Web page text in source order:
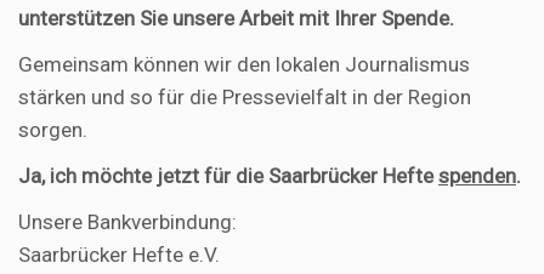
unterstützen Sie unsere Arbeit mit Ihrer Spende.
Gemeinsam können wir den lokalen Journalismus
stärken und so für die Pressevielfalt in der Region
sorgen.
Ja, ich möchte jetzt für die Saarbrücker Heftespenden.
Unsere Bankverbindung:
Saarbrücker Hefte e.V.